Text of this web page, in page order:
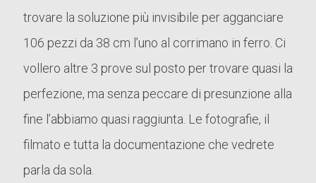
trovare la soluzione più invisibile per agganciare
106 pezzi da 38 cm l’uno al corrimano in ferro. Ci
vollero altre 3 prove sul posto per trovare quasi la
perfezione, ma senza peccare di presunzione alla
fine l’abbiamo quasi raggiunta. Le fotografie, il
filmato e tutta la documentazione che vedrete
parla da sola.